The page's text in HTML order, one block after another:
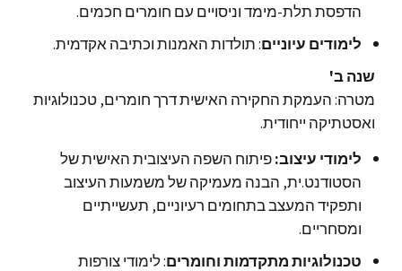
הדפסת תלת-מימד וניסויים עם חומרים חכמים.
לימודים עיוניים: תולדות האמנות וכתיבה אקדמית.
שנה ב'
מטרה: העמקת החקירה האישית דרך חומרים, טכנולוגיות
ואסטתיקה ייחודית.
לימודי עיצוב:פיתוח השפה העיצובית האישית של
הסטודנט.ית, הבנה מעמיקה של משמעות העיצוב
ותפקיד המעצב בתחומים רעיוניים, תעשייתיים
ומסחריים.
טכנולוגיות מתקדמות וחומרים: לימודי צורפות